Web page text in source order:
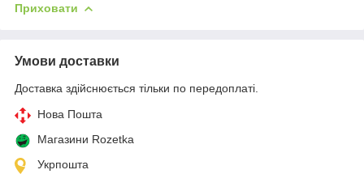
Приховати
Умови доставки
Доставка здійснюється тільки по передоплаті.
Нова Пошта
Магазини Rozetka
Укрпошта